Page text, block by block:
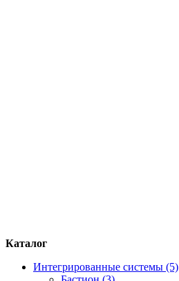
Каталог
Интегрированные системы (5)